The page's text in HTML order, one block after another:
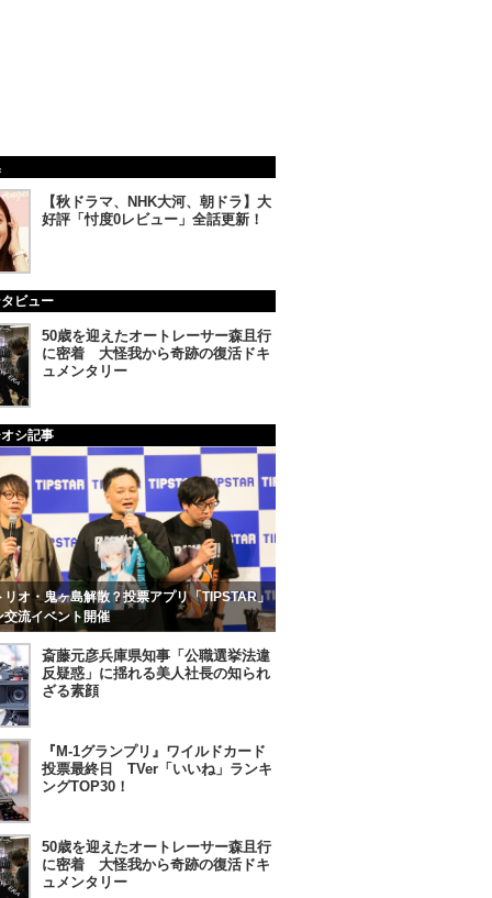
【秋ドラマ、NHK大河、朝ドラ】大
好評「忖度0レビュー」全話更新！
ビュー
50歳を迎えたオートレーサー森且行
に密着 大怪我から奇跡の復活ドキ
ュメンタリー
シ記事
リオ・鬼ヶ島解散？投票アプリ「TIPSTAR」
交流イベント開催
斎藤元彦兵庫県知事「公職選挙法違
反疑惑」に揺れる美人社長の知られ
ざる素顔
『M-1グランプリ』ワイルドカード
投票最終日 TVer「いいね」ランキ
ングTOP30！
50歳を迎えたオートレーサー森且行
に密着 大怪我から奇跡の復活ドキ
ュメンタリー